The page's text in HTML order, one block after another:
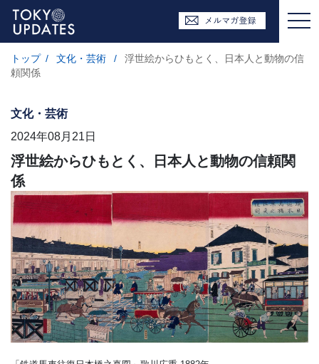
トップ / 文化・芸術 /
浮世絵からひもとく、日本人と動物の信
頼関係
文化・芸術
2024年08月21日
浮世絵からひもとく、日本人と動物の信頼関
係